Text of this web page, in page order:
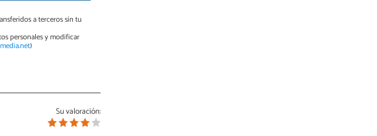
a terceros sin tu
personales y modificar
)
Su valoración: